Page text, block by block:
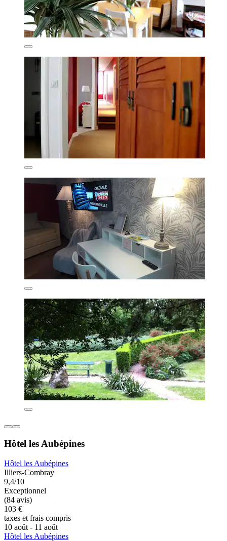
Hôtel les Aubépines
Hôtel les Aubépines
Illiers-Combray
9,4/10
Exceptionnel
(84 avis)
103 €
taxes et frais compris
10 août - 11 août
Hôtel les Aubépines